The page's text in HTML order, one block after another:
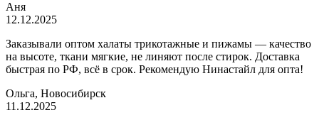
Аня
12.12.2025
Заказывали оптом халаты трикотажные и пижамы — качество
на высоте, ткани мягкие, не линяют после стирок. Доставка
быстрая по РФ, всё в срок. Рекомендую Нинастайл для опта!
Ольга, Новосибирск
11.12.2025